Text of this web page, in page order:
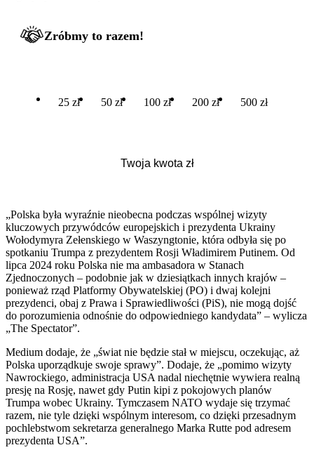
Zróbmy to razem!
25 zł 50 zł 100 zł 200 zł 500 zł
„Polska była wyraźnie nieobecna podczas wspólnej wizyty
kluczowych przywódców europejskich i prezydenta Ukrainy
Wołodymyra Zełenskiego w Waszyngtonie, która odbyła się po
spotkaniu Trumpa z prezydentem Rosji Władimirem Putinem. Od
lipca 2024 roku Polska nie ma ambasadora w Stanach
Zjednoczonych – podobnie jak w dziesiątkach innych krajów –
ponieważ rząd Platformy Obywatelskiej (PO) i dwaj kolejni
prezydenci, obaj z Prawa i Sprawiedliwości (PiS), nie mogą dojść
do porozumienia odnośnie do odpowiedniego kandydata” – wylicza
„The Spectator”.
Medium dodaje, że „świat nie będzie stał w miejscu, oczekując, aż
Polska uporządkuje swoje sprawy”. Dodaje, że „pomimo wizyty
Nawrockiego, administracja USA nadal niechętnie wywiera realną
presję na Rosję, nawet gdy Putin kipi z pokojowych planów
Trumpa wobec Ukrainy. Tymczasem NATO wydaje się trzymać
razem, nie tyle dzięki wspólnym interesom, co dzięki przesadnym
pochlebstwom sekretarza generalnego Marka Rutte pod adresem
prezydenta USA”.